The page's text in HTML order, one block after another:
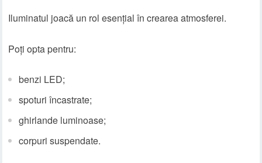
Iluminatul joacă un rol esențial în crearea atmosferei.
Poți opta pentru:
benzi LED;
spoturi încastrate;
ghirlande luminoase;
corpuri suspendate.